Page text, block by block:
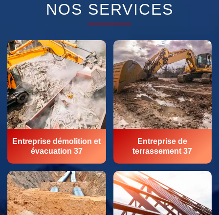
NOS SERVICES
Entreprise démolition et
évacuation 37
Entreprise de
terrassement 37